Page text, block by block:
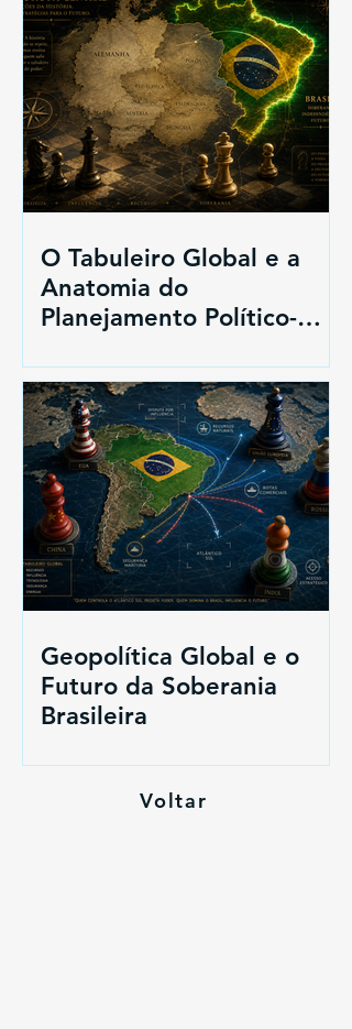
O Tabuleiro Global e a
Anatomia do
Planejamento Político-
1938 ao Futuro do Brasil
Geopolítica Global e o
Futuro da Soberania
Brasileira
Voltar